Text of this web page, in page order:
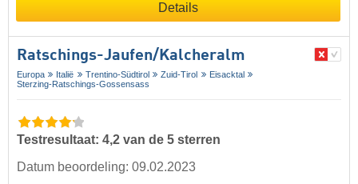
Details
Ratschings-Jaufen/​Kalcheralm
Europa Italië Trentino-Südtirol Zuid-Tirol
Eisacktal
Sterzing-Ratschings-Gossensass
Testresultaat: 4,2 van de 5 sterren
Datum beoordeling: 09.02.2023